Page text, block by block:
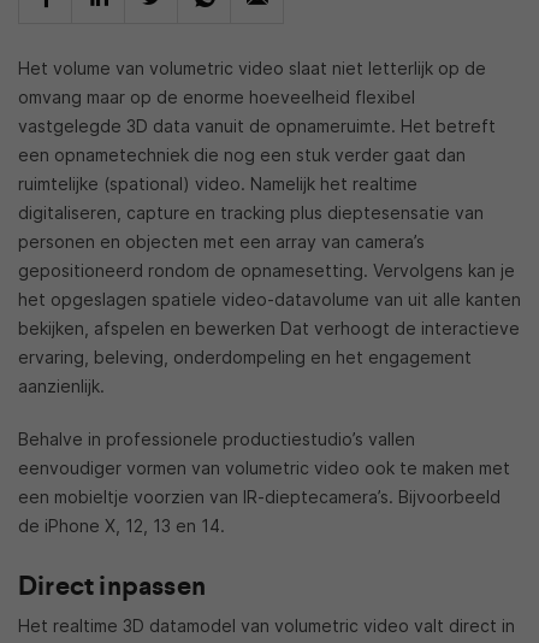
Het volume van volumetric video slaat niet letterlijk op de
omvang maar op de enorme hoeveelheid flexibel
vastgelegde 3D data vanuit de opnameruimte. Het betreft
een opnametechniek die nog een stuk verder gaat dan
ruimtelijke (spational) video. Namelijk het realtime
digitaliseren, capture en tracking plus dieptesensatie van
personen en objecten met een array van camera’s
gepositioneerd rondom de opnamesetting. Vervolgens kan je
het opgeslagen spatiele video-datavolume van uit alle kanten
bekijken, afspelen en bewerken Dat verhoogt de interactieve
ervaring, beleving, onderdompeling en het engagement
aanzienlijk.
Behalve in professionele productiestudio’s vallen
eenvoudiger vormen van volumetric video ook te maken met
een mobieltje voorzien van IR-dieptecamera’s. Bijvoorbeeld
de iPhone X, 12, 13 en 14.
Direct inpassen
Het realtime 3D datamodel van volumetric video valt direct in